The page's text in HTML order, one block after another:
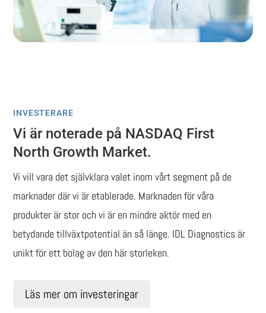
INVESTERARE
Vi är noterade på NASDAQ First
North Growth Market.
Vi vill vara det självklara valet inom vårt segment på de
marknader där vi är etablerade. Marknaden för våra
produkter är stor och vi är en mindre aktör med en
betydande tillväxtpotential än så länge. IDL Diagnostics är
unikt för ett bolag av den här storleken.
Läs mer om investeringar